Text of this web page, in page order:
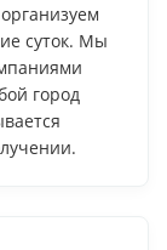
суток. Мы
город